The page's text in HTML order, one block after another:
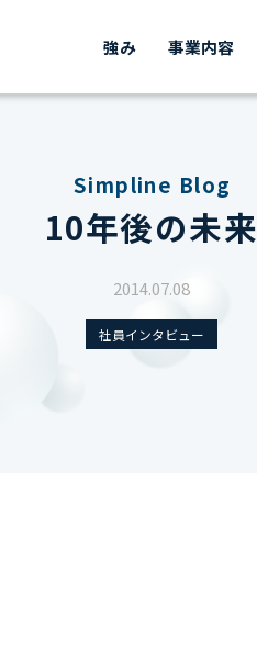
強み 事業内容
Simpline Blog
10年後の未来
2014.07.08
社員インタビュー